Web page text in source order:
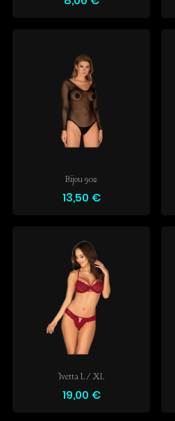
Bijou 902
13,50 €
Ivetta L/XL
19,00 €